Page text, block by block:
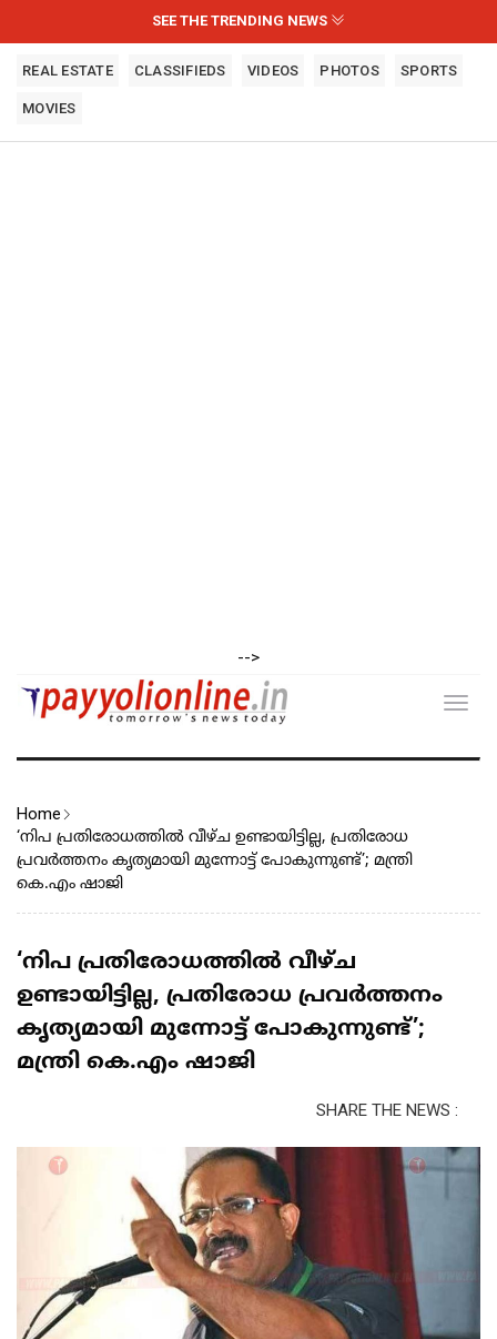
SEE THE TRENDING NEWS
REAL ESTATE CLASSIFIEDS VIDEOS PHOTOS SPORTS
MOVIES
-->
Home
‘നിപ പ്രതിരോധത്തിൽ വീഴ്ച ഉണ്ടായിട്ടില്ല, പ്രതിരോധ
പ്രവർത്തനം കൃത്യമായി മുന്നോട്ട് പോകുന്നുണ്ട്’; മന്ത്രി
കെ.എം ഷാജി
‘നിപ പ്രതിരോധത്തിൽ വീഴ്ച
ഉണ്ടായിട്ടില്ല, പ്രതിരോധ പ്രവർത്തനം
കൃത്യമായി മുന്നോട്ട് പോകുന്നുണ്ട്’;
മന്ത്രി കെ.എം ഷാജി
SHARE THE NEWS :